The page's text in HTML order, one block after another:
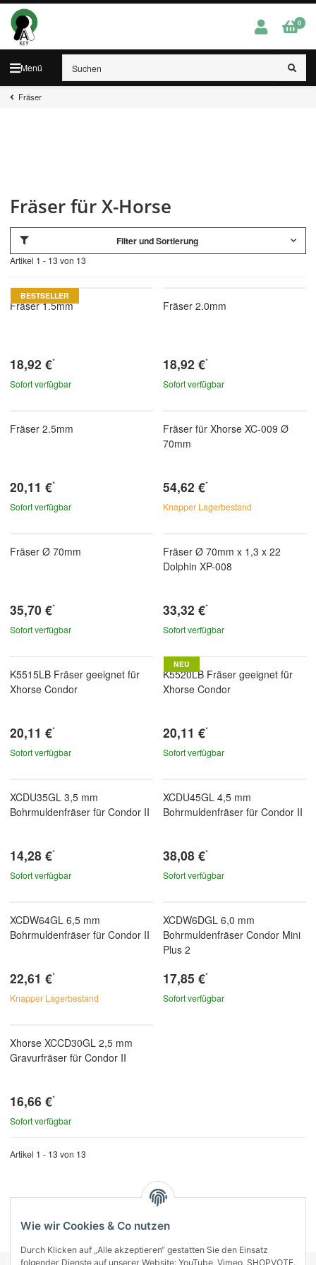
Menü
0
Fräser
Fräser für X-Horse
Filter und Sortierung
Artikel 1 - 13 von 13
BESTSELLER
Fräser 1.5mm
18,92 €*
Sofort verfügbar
Fräser 2.0mm
18,92 €*
Sofort verfügbar
Fräser 2.5mm
20,11 €*
Sofort verfügbar
Fräser für Xhorse XC-009 Ø
70mm
54,62 €*
Knapper Lagerbestand
Fräser Ø 70mm
35,70 €*
Sofort verfügbar
Fräser Ø 70mm x 1,3 x 22
Dolphin XP-008
33,32 €*
Sofort verfügbar
K5515LB Fräser geeignet für
Xhorse Condor
20,11 €*
Sofort verfügbar
NEU
K5520LB Fräser geeignet für
Xhorse Condor
20,11 €*
Sofort verfügbar
XCDU35GL 3,5 mm
Bohrmuldenfräser für Condor II
14,28 €*
Sofort verfügbar
XCDU45GL 4,5 mm
Bohrmuldenfräser für Condor II
38,08 €*
Sofort verfügbar
XCDW64GL 6,5 mm
Bohrmuldenfräser für Condor II
22,61 €*
Knapper Lagerbestand
XCDW6DGL 6,0 mm
Bohrmuldenfräser Condor Mini
Plus 2
17,85 €*
Sofort verfügbar
Xhorse XCCD30GL 2,5 mm
Gravurfräser für Condor II
16,66 €*
Sofort verfügbar
Artikel 1 - 13 von 13
Wie wir Cookies & Co nutzen
Durch Klicken auf „Alle akzeptieren“ gestatten Sie den Einsatz
folgender Dienste auf unserer Website: YouTube, Vimeo, SHOPVOTE.